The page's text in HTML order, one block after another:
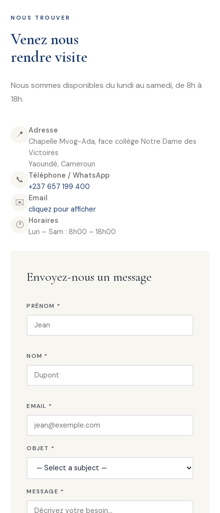
NOUS TROUVER
Venez nous
rendre visite
Nous sommes disponibles du lundi au samedi, de 8h à
18h.
📍
Adresse
Chapelle Mvog-Ada, face collège Notre Dame des
Victoires
Yaoundé, Cameroun
📞
Téléphone / WhatsApp
+237 657 199 400
✉️
Email
cliquez pour afficher
🕐
Horaires
Lun – Sam : 8h00 – 18h00
Envoyez-nous un message
PRÉNOM *
NOM *
EMAIL *
OBJET *
MESSAGE *